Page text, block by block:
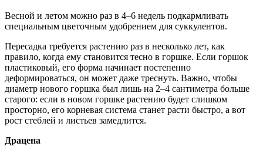
Весной и летом можно раз в 4–6 недель подкармливать
специальным цветочным удобрением для суккулентов.
Пересадка требуется растению раз в несколько лет, как
правило, когда ему становится тесно в горшке. Если горшок
пластиковый, его форма начинает постепенно
деформироваться, он может даже треснуть. Важно, чтобы
диаметр нового горшка был лишь на 2–4 сантиметра больше
старого: если в новом горшке растению будет слишком
просторно, его корневая система станет расти быстро, а вот
рост стеблей и листьев замедлится.
Драцена